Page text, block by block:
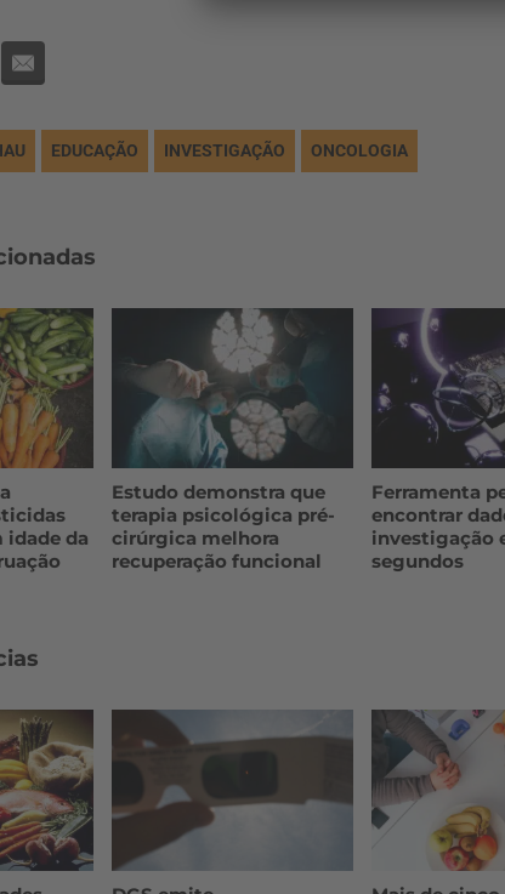
EDUCAÇÃO INVESTIGAÇÃO ONCOLOGIA
idade da
Estudo demonstra que
terapia psicológica pré-
cirúrgica melhora
recuperação funcional
Ferramenta
encontrar
investigação
segundos